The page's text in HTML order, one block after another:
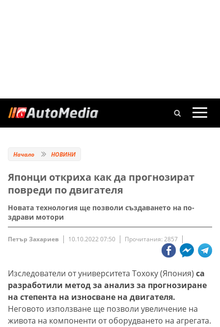
Начало НОВИНИ
Японци откриха как да прогнозират
повреди по двигателя
Новата технология ще позволи създаването на по-
здрави мотори
Петър Захариев 10.10.2022 07:50 Прочитания: 2857
Изследователи от университета Тохоку (Япония) са
разработили метод за анализ за прогнозиране
на степента на износване на двигателя.
Неговото използване ще позволи увеличение на
живота на компоненти от оборудването на агрегата.